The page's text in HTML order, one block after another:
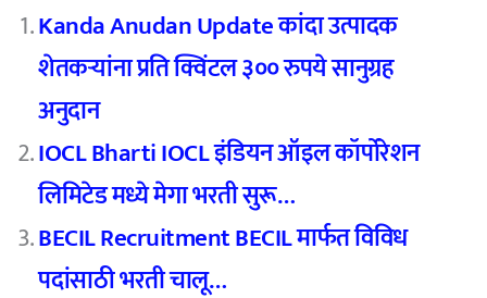
Kanda Anudan Update कांदा उत्पादक
शेतकऱ्यांना प्रति क्विंटल ३०० रुपये सानुग्रह
अनुदान
IOCL Bharti IOCL इंडियन ऑइल कॉर्पोरेशन
लिमिटेड मध्ये मेगा भरती सुरू…
BECIL Recruitment BECIL मार्फत विविध
पदांसाठी भरती चालू…